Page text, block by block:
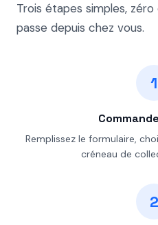
Trois étapes simples,
passe depuis chez vous.
1
Remplissez le formulaire,
créneau de
2